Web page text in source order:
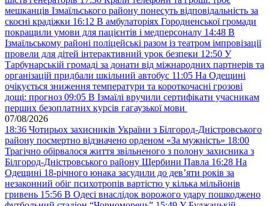
мешканців Ізмаїльського району понесуть відповідальність за
скоєні крадіжки 16:12 В амбулаторіях Городненської громади
покращили умови для пацієнтів і медперсоналу 14:48 В
Ізмаїльському районі поліцейські разом із театром імпровізації
провели для дітей інтерактивний урок безпеки 12:50 У
Тарбунарській громаді за донати від міжнародних партнерів та
організацій придбали шкільний автобус 11:05 На Одещині
очікується зниження температури та короткочасні грозові
дощі: прогноз 09:05 В Ізмаїлі вручили сертифікати учасникам
перших безоплатних курсів гагаузької мови
07/08/2026
18:36 Чотирьох захисників України з Білгород-Дністровського
району посмертно відзначено орденом «За мужність» 18:00
Трагічно обірвалося життя звільненого з полону захисника з
Білгород-Дністровського району Щербини Павла 16:28 На
Одещині 18-річного юнака засудили до дев’яти років за
незаконний обіг психотропів вартістю у кілька мільйонів
гривень 15:56 В Одесі внаслідок ворожого удару пошкоджено